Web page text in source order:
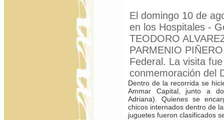
El domingo 10 de
en los Hospitales -
TEODORO
PARMENIO
Federal. La visita
conmemoración del
Dentro de la recorrida se
Ammar Capital, junto a
Adriana). Quienes se
chicos internados dentro de
juguetes fueron clasificados